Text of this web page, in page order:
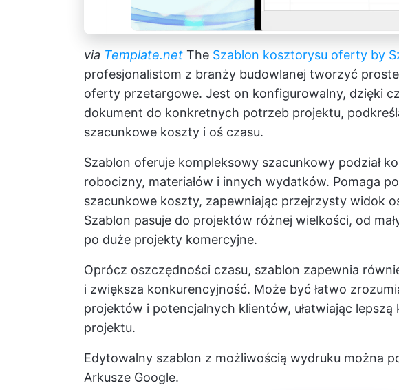
via Template.net The Szablon kosztorysu oferty by
profesjonalistom z branży budowlanej tworzyć
oferty przetargowe. Jest on konfigurowalny, dzięki
dokument do konkretnych potrzeb projektu,
szacunkowe koszty i oś czasu.
Szablon oferuje kompleksowy szacunkowy podział
robocizny, materiałów i innych wydatków. Pomaga
szacunkowe koszty, zapewniając przejrzysty widok
Szablon pasuje do projektów różnej wielkości, od
po duże projekty komercyjne.
Oprócz oszczędności czasu, szablon zapewnia
i zwiększa konkurencyjność. Może być łatwo
projektów i potencjalnych klientów, ułatwiając lepszą
projektu.
Edytowalny szablon z możliwością wydruku można
Arkusze Google.